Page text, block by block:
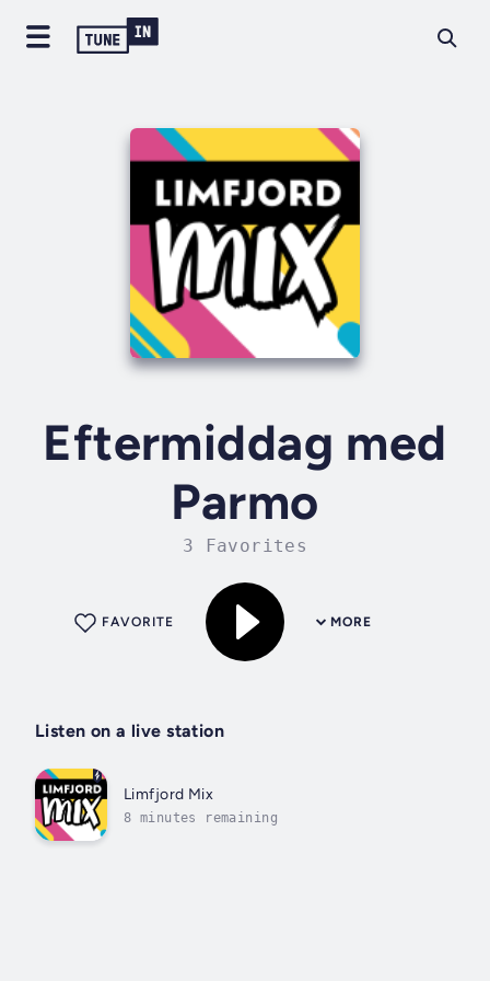
Eftermiddag med
Parmo
3 Favorites
MORE
FAVORITE
Listen on a live station
Limfjord Mix
8 minutes remaining